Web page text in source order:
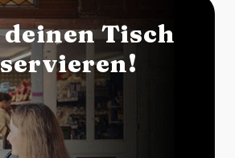
Tisch